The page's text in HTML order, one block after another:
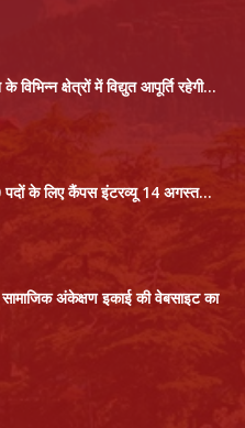
क्षेत्रों में विद्युत आपूर्ति रहेगी...
पदों के लिए कैंपस इंटरव्यू 14 अगस्त...
अंकेक्षण इकाई की वेबसाइट का